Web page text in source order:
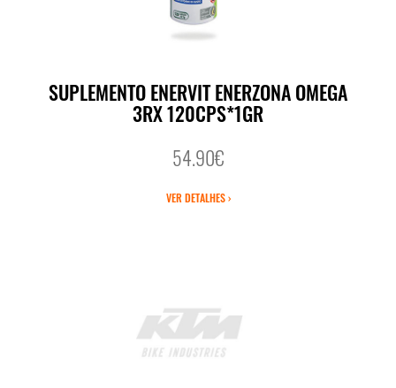
SUPLEMENTO ENERVIT ENERZONA OMEGA
3RX 120CPS*1GR
54.90€
VER DETALHES ›